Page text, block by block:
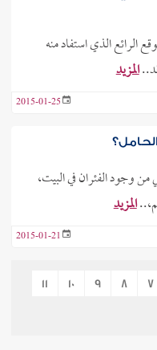
الرائع الذي استفاد منه
المزيد
2015-01-25
وجود الفئران في البيت،
المزيد
2015-01-21
7
8
9
10
11